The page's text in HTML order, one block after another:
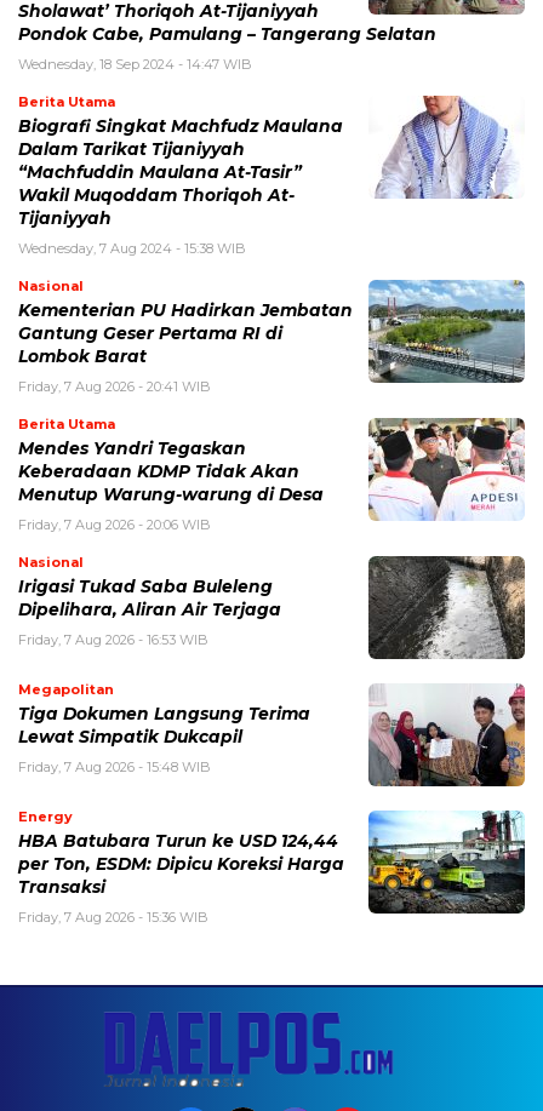
Sholawat’ Thoriqoh At-Tijaniyyah
Pondok Cabe, Pamulang – Tangerang Selatan
Wednesday, 18 Sep 2024 - 14:47 WIB
Berita Utama
Biografi Singkat Machfudz Maulana
Dalam Tarikat Tijaniyyah
“Machfuddin Maulana At-Tasir”
Wakil Muqoddam Thoriqoh At-
Tijaniyyah
Wednesday, 7 Aug 2024 - 15:38 WIB
Nasional
Kementerian PU Hadirkan Jembatan
Gantung Geser Pertama RI di
Lombok Barat
Friday, 7 Aug 2026 - 20:41 WIB
Berita Utama
Mendes Yandri Tegaskan
Keberadaan KDMP Tidak Akan
Menutup Warung-warung di Desa
Friday, 7 Aug 2026 - 20:06 WIB
Nasional
Irigasi Tukad Saba Buleleng
Dipelihara, Aliran Air Terjaga
Friday, 7 Aug 2026 - 16:53 WIB
Megapolitan
Tiga Dokumen Langsung Terima
Lewat Simpatik Dukcapil
Friday, 7 Aug 2026 - 15:48 WIB
Energy
HBA Batubara Turun ke USD 124,44
per Ton, ESDM: Dipicu Koreksi Harga
Transaksi
Friday, 7 Aug 2026 - 15:36 WIB